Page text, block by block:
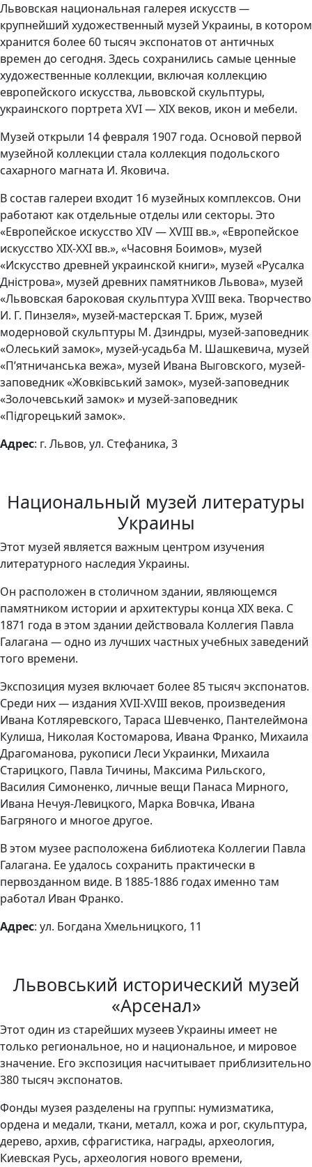
Львовская национальная галерея искусств—
крупнейший художественный музей Украины, в котором
хранится более 60 тысяч экспонатов от античных
времен до сегодня. Здесь сохранились самые ценные
художественные коллекции, включая коллекцию
европейского искусства, львовской скульптуры,
украинского портрета XVI — XIX веков, икон и мебели.
Музей открыли 14 февраля 1907 года. Основой первой
музейной коллекции стала коллекция подольского
сахарного магната И. Яковича.
В состав галереи входит 16 музейных комплексов. Они
работают как отдельные отделы или секторы. Это
«Европейское искусство XIV — XVIII вв.», «Европейское
искусство XIX-XXI вв.», «Часовня Боимов», музей
«Искусство древней украинской книги», музей «Русалка
Дністрова», музей древних памятников Львова», музей
«Львовская бароковая скульптура XVIII века. Творчество
И. Г. Пинзеля», музей-мастерская Т. Бриж, музей
модерновой скульптуры М. Дзиндры, музей-заповедник
«Олеський замок», музей-усадьба М. Шашкевича, музей
«П’ятничанська вежа», музей Ивана Выговского, музей-
заповедник «Жовківський замок», музей-заповедник
«Золочевський замок» и музей-заповедник
«Підгорецький замок».
Адрес: г. Львов, ул. Стефаника, 3
Национальный музей литературы
Украины
Этот музей является важным центром изучения
литературного наследия Украины.
Он расположен в столичном здании, являющемся
памятником истории и архитектуры конца XIX века. С
1871 года в этом здании действовала Коллегия Павла
Галагана — одно из лучших частных учебных заведений
того времени.
Экспозиция музея включает более 85 тысяч экспонатов.
Среди них— издания XVII-XVIII веков, произведения
Ивана Котляревского, Тараса Шевченко, Пантелеймона
Кулиша, Николая Костомарова, Ивана Франко, Михаила
Драгоманова, рукописи Леси Украинки, Михаила
Старицкого, Павла Тичины, Максима Рильского,
Василия Симоненко, личные вещи Панаса Мирного,
Ивана Нечуя-Левицкого, Марка Вовчка, Ивана
Багряного и многое другое.
В этом музее расположена библиотека Коллегии Павла
Галагана. Ее удалось сохранить практически в
первозданном виде. В 1885-1886 годах именно там
работал Иван Франко.
Адрес: ул. Богдана Хмельницкого, 11
Львовський исторический музей
«Арсенал»
Этот один из старейших музеев Украины имеет не
только региональное, но и национальное, и мировое
значение. Его экспозиция насчитывает приблизительно
380 тысяч экспонатов.
Фонды музея разделены на группы: нумизматика,
ордена и медали, ткани, металл, кожа и рог, скульптура,
дерево, архив, сфрагистика, награды, археология,
Киевская Русь, археология нового времени,